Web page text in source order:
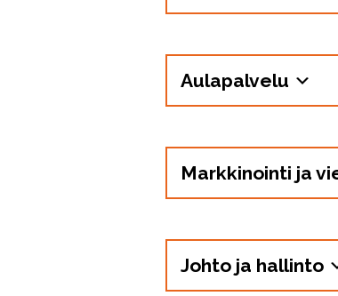
Aulapalvelu
Markkinointi ja
Johto ja hallinto